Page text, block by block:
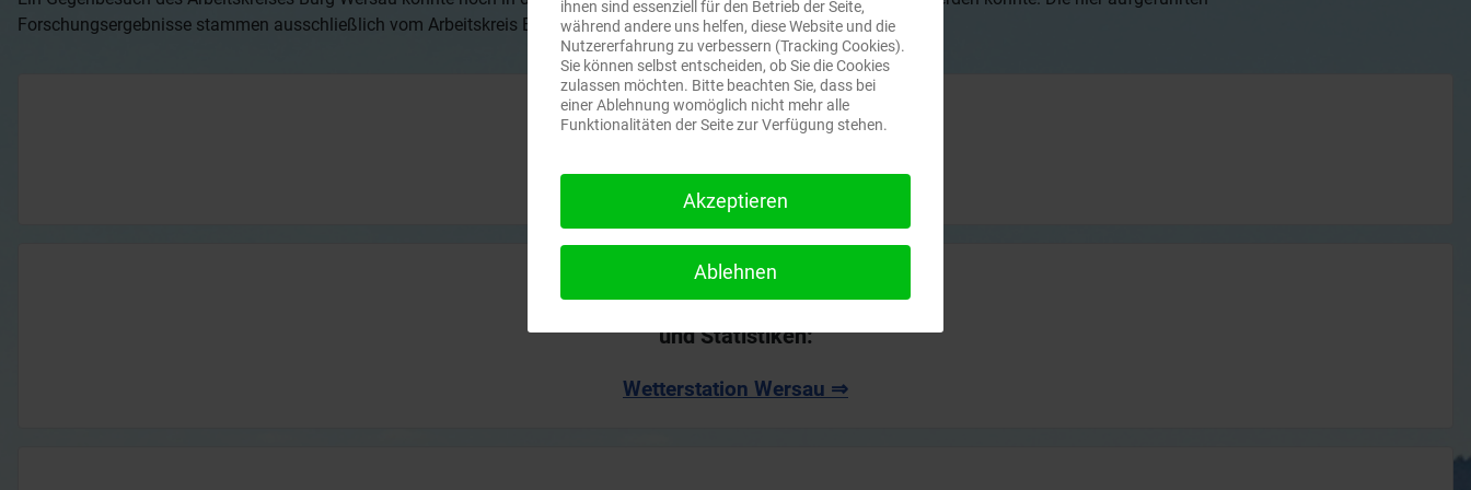
Forschungsergebnisse stammen ausschließlich vom Arbeitskreis Burg Wersau.
Museum@hugv-wersau.de
und Statistiken:
Wetterstation Wersau ⇒
ihnen sind essenziell für den Betrieb der Seite,
während andere uns helfen, diese Website und die
Nutzererfahrung zu verbessern (Tracking Cookies).
Sie können selbst entscheiden, ob Sie die Cookies
zulassen möchten. Bitte beachten Sie, dass bei
einer Ablehnung womöglich nicht mehr alle
Funktionalitäten der Seite zur Verfügung stehen.
Akzeptieren
Ablehnen